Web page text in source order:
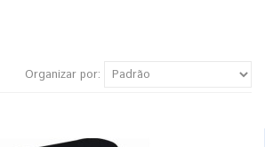
Organizar por: